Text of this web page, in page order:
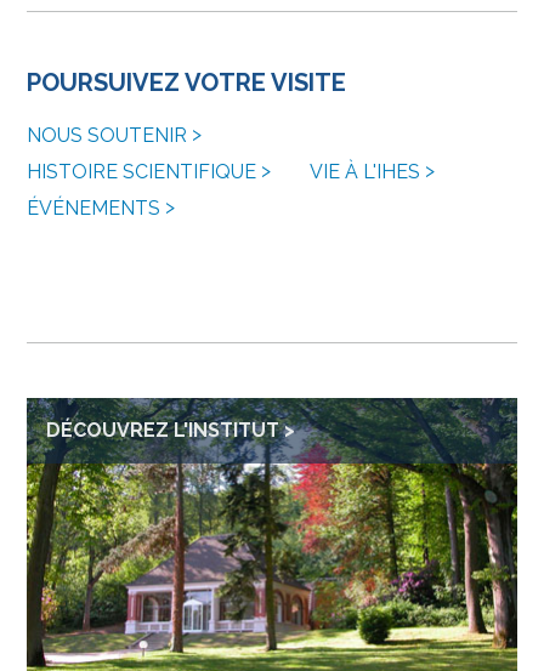
POURSUIVEZ VOTRE VISITE
NOUS SOUTENIR
HISTOIRE SCIENTIFIQUE
VIE À L'IHES
ÉVÉNEMENTS
DÉCOUVREZ L'INSTITUT